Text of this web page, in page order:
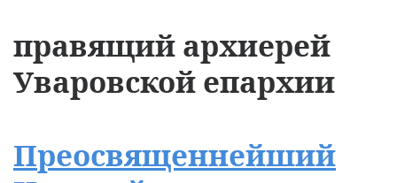
правящий архиерей
Уваровской епархии
Преосвященнейший